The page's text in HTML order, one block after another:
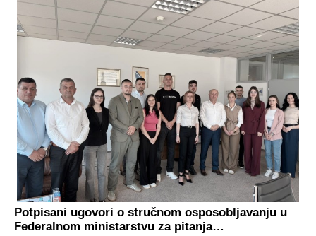
Potpisani ugovori o stručnom osposobljavanju u
Federalnom ministarstvu za pitanja…